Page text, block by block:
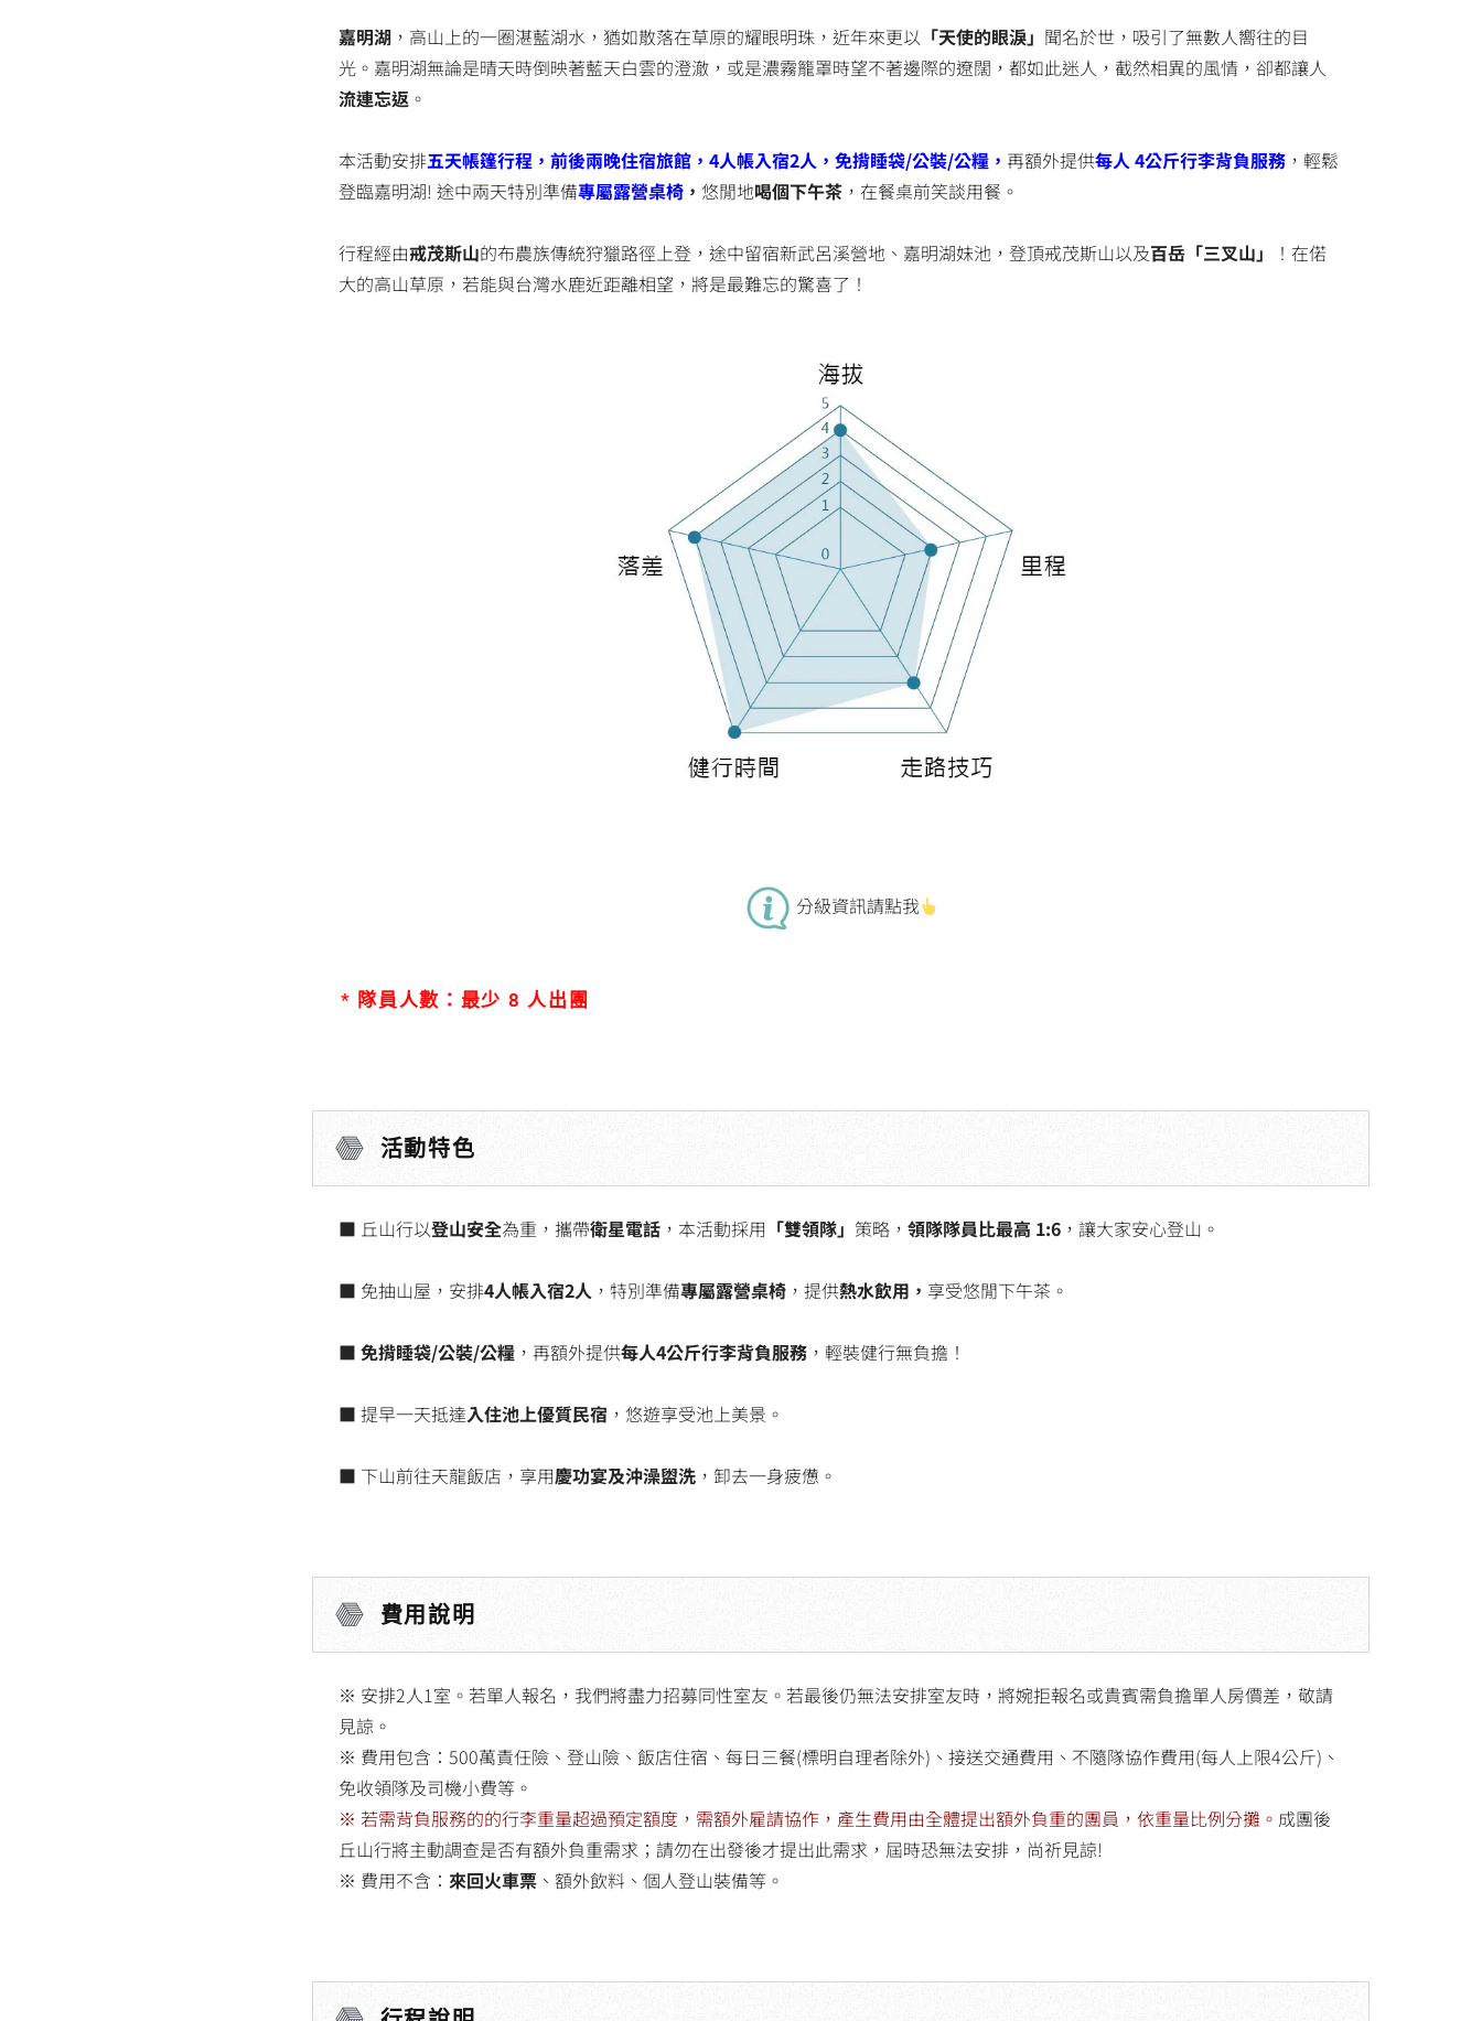
嘉明湖，高山上的一圈湛藍湖水，猶如散落在草原的耀眼明珠，近年來更以 「天使的眼淚」 聞名於世，吸引了無數人嚮往的目
光。嘉明湖無論是晴天時倒映著藍天白雲的澄澈，或是濃霧籠罩時望不著邊際的遼闊，都如此迷人，截然相異的風情，卻都讓人
流連忘返。
本活動安排五天帳篷行程，前後兩晚住宿旅館，4人帳入宿2人，免揹睡袋/公裝/公糧， 再額外提供每人 4公斤行李背負服務，輕鬆
登臨嘉明湖! 途中兩天特別準備專屬露營桌椅， 悠閒地喝個下午茶，在餐桌前笑談用餐。
行程經由戒茂斯山的布農族傳統狩獵路徑上登，途中留宿新武呂溪營地、嘉明湖妹池，登頂戒茂斯山以及百岳「三叉山」
！在偌
大的高山草原，若能與台灣水鹿近距離相望，將是最難忘的驚喜了！
分級資訊請點我
* 隊員人數：最少 8 人出團
活動特色
■ 丘山行以登山安全為重，攜帶衛星電話，本活動採用 「雙領隊」 策略， 領隊隊員比最高 1:6，讓大家安心登山。
■ 免抽山屋，安排4人帳入宿2人 ，特別準備專屬露營桌椅，提供熱水飲用， 享受悠閒下午茶。
■ 免揹睡袋/公裝/公糧，再額外提供每人4公斤行李背負服務，輕裝健行無負擔！
■ 提早一天抵達入住池上優質民宿，悠遊享受池上美景。
■ 下山前往天龍飯店，享用慶功宴及沖澡盥洗，卸去一身疲憊。
費用說明
※ 安排2人1室。若單人報名，我們將盡力招募同性室友。若最後仍無法安排室友時，將婉拒報名或貴賓需負擔單人房價差，敬請
見諒。
※ 費用包含：500萬責任險、登山險、飯店住宿、每日三餐(標明自理者除外)、接送交通費用、不隨隊協作費用(每人上限4公斤)、
免收領隊及司機小費等。
※ 若需背負服務的的行李重量超過預定額度，需額外雇請協作，產生費用由全體提出額外負重的團員，依重量比例分攤。 成團後
丘山行將主動調查是否有額外負重需求；請勿在出發後才提出此需求，屆時恐無法安排，尚祈見諒!
※ 費用不含： 來回火車票、額外飲料、個人登山裝備等。